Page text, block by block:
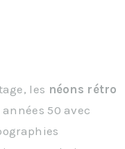
les néons rétro
50 avec